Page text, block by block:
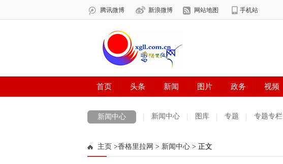
新闻中心 新闻中心 图库 专题 专题专栏
法治迪庆
主页 >香格里拉网 > 新闻中心 > 正文